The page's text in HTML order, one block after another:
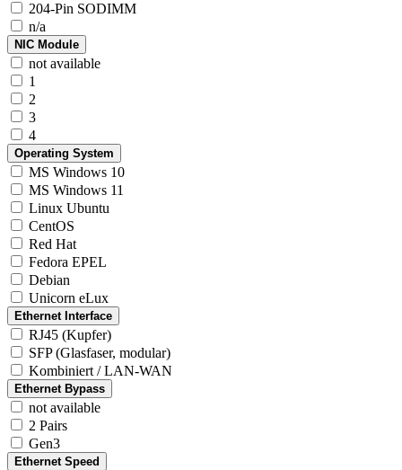
204-Pin SODIMM
n/a
NIC Module
not available
1
2
3
4
Operating System
MS Windows 10
MS Windows 11
Linux Ubuntu
CentOS
Red Hat
Fedora EPEL
Debian
Unicorn eLux
Ethernet Interface
RJ45 (Kupfer)
SFP (Glasfaser, modular)
Kombiniert / LAN-WAN
Ethernet Bypass
not available
2 Pairs
Gen3
Ethernet Speed